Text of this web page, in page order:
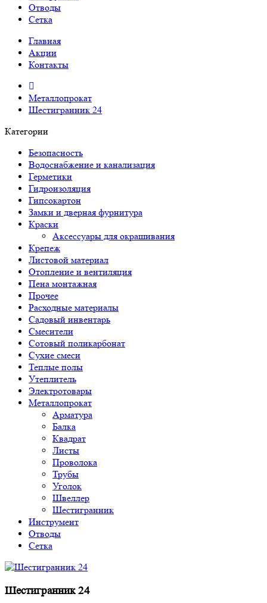
Отводы
Сетка
Главная
Акции
Контакты
Металлопрокат
Шестигранник 24
Категории
Безопасность
Водоснабжение и канализация
Герметики
Гидроизоляция
Гипсокартон
Замки и дверная фурнитура
Краски
Аксессуары для окрашивания
Крепеж
Листовой материал
Отопление и вентиляция
Пена монтажная
Прочее
Расходные материалы
Садовый инвентарь
Смесители
Сотовый поликарбонат
Сухие смеси
Теплые полы
Утеплитель
Электротовары
Металлопрокат
Арматура
Балка
Квадрат
Листы
Проволока
Трубы
Уголок
Швеллер
Шестигранник
Инструмент
Отводы
Сетка
Шестигранник 24